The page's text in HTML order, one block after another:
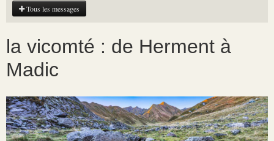
Tous les messages
la vicomté : de Herment à
Madic